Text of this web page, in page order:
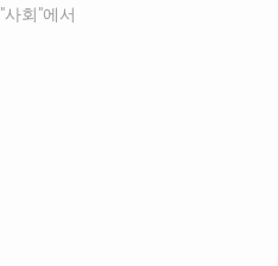
원 개선, 법안 및 청원 상정,
"사회"에서